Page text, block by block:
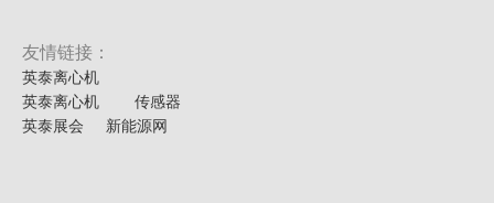
友情链接：
英泰离心机
英泰离心机
传感器
英泰展会
新能源网